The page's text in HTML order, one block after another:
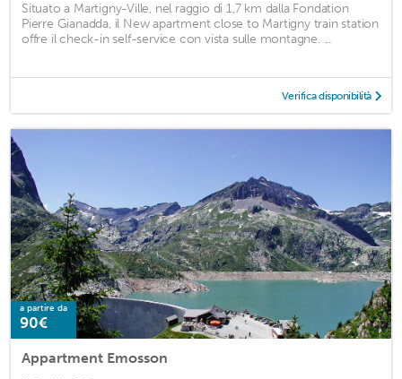
Situato a Martigny-Ville, nel raggio di 1,7 km dalla Fondation
Pierre Gianadda, il New apartment close to Martigny train station
offre il check-in self-service con vista sulle montagne. ...
Verifica disponibilità
a partire da
90€
Appartment Emosson